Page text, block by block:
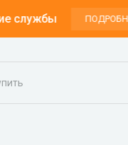
ПОДРОБНЕЕ